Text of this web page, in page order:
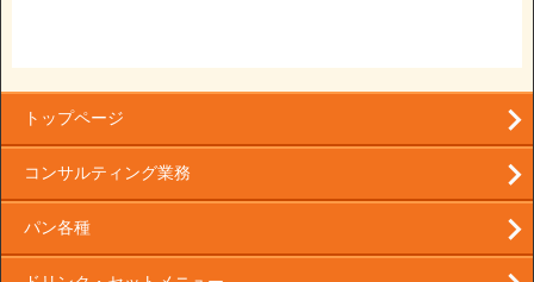
トップページ
コンサルティング業務
パン各種